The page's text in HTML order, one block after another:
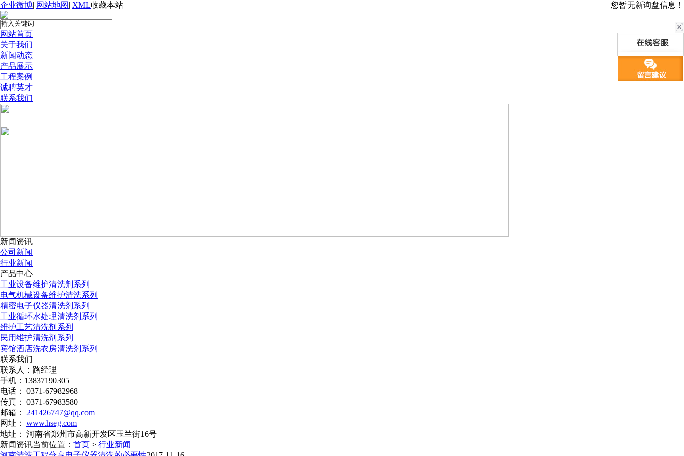
企业微博| 网站地图| XML收藏本站 您暂无新询盘信息！
网站首页
关于我们
新闻动态
产品展示
工程案例
诚聘英才
联系我们
新闻资讯
公司新闻
行业新闻
产品中心
工业设备维护清洗剂系列
电气机械设备维护清洗系列
精密电子仪器清洗剂系列
工业循环水处理清洗剂系列
维护工艺清洗剂系列
民用维护清洗剂系列
宾馆酒店洗衣房清洗剂系列
联系我们
联系人：路经理
手机：13837190305
电话： 0371-67982968
传真： 0371-67983580
邮箱： 241426747@qq.com
网址： www.hseg.com
地址： 河南省郑州市高新开发区玉兰街16号
新闻资讯当前位置： 首页 > 行业新闻